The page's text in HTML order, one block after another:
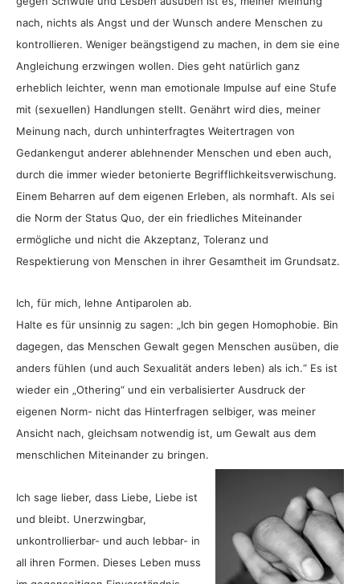
nach, nichts als Angst und der Wunsch andere Menschen zu
kontrollieren. Weniger beängstigend zu machen, in dem sie eine
Angleichung erzwingen wollen. Dies geht natürlich ganz
erheblich leichter, wenn man emotionale Impulse auf eine Stufe
mit (sexuellen) Handlungen stellt. Genährt wird dies, meiner
Meinung nach, durch unhinterfragtes Weitertragen von
Gedankengut anderer ablehnender Menschen und eben auch,
durch die immer wieder betonierte Begrifflichkeitsverwischung.
Einem Beharren auf dem eigenen Erleben, als normhaft. Als sei
die Norm der Status Quo, der ein friedliches Miteinander
ermögliche und nicht die Akzeptanz, Toleranz und
Respektierung von Menschen in ihrer Gesamtheit im Grundsatz.
Ich, für mich, lehne Antiparolen ab.
Halte es für unsinnig zu sagen: „Ich bin gegen Homophobie. Bin
dagegen, das Menschen Gewalt gegen Menschen ausüben, die
anders fühlen (und auch Sexualität anders leben) als ich.“ Es ist
wieder ein „Othering“ und ein verbalisierter Ausdruck der
eigenen Norm- nicht das Hinterfragen selbiger, was meiner
Ansicht nach, gleichsam notwendig ist, um Gewalt aus dem
menschlichen Miteinander zu bringen.
Ich sage lieber, dass Liebe, Liebe ist
und bleibt. Unerzwingbar,
unkontrollierbar- und auch lebbar- in
all ihren Formen. Dieses Leben muss